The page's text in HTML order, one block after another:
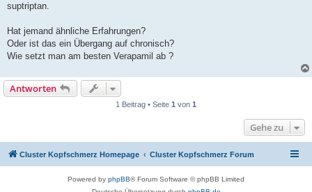
suptriptan.
Hat jemand ähnliche Erfahrungen?
Oder ist das ein Übergang auf chronisch?
Wie setzt man am besten Verapamil ab ?
Antworten
1 Beitrag • Seite 1 von 1
Gehe zu
Cluster Kopfschmerz Homepage Cluster Kopfschmerz Forum
Powered by phpBB® Forum Software © phpBB Limited